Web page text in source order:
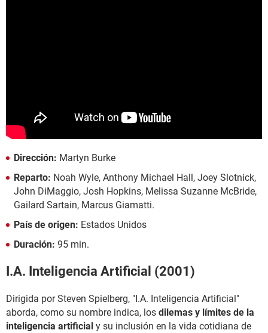
Dirección: Martyn Burke
Reparto: Noah Wyle, Anthony Michael Hall, Joey Slotnick,
John DiMaggio, Josh Hopkins, Melissa Suzanne McBride,
Gailard Sartain, Marcus Giamatti.
País de origen: Estados Unidos
Duración: 95 min.
I.A. Inteligencia Artificial (2001)
Dirigida por Steven Spielberg, "I.A. Inteligencia Artificial"
aborda, como su nombre indica, los dilemas y límites de la
inteligencia artificial y su inclusión en la vida cotidiana de